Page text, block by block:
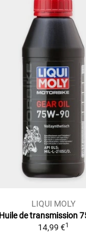
LIQUI MOLY
Huile de transmission
14,99 €1